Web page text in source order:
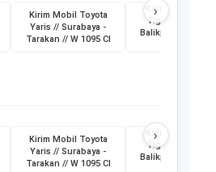
Kirim Mobil Toyota
Yaris // Surabaya -
Tarakan // W 1095 CI
Kirim Mobil
Tiggo // Jakarta
Balikpapan // D
›
Kirim Mobil Toyota
Yaris // Surabaya -
Tarakan // W 1095 CI
Kirim Mobil
Tiggo // Jakarta
Balikpapan // D
›